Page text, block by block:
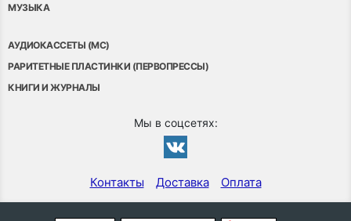
МУЗЫКА
АУДИОКАССЕТЫ (MC)
РАРИТЕТНЫЕ ПЛАСТИНКИ (ПЕРВОПРЕССЫ)
КНИГИ И ЖУРНАЛЫ
Мы в соцсетях:
Контакты Доставка Оплата